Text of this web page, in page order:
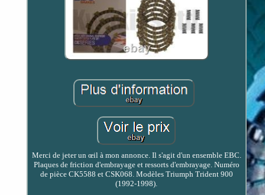
Merci de jeter un œil à mon annonce. Il s'agit d'un ensemble EBC.
Plaques de friction d'embrayage et ressorts d'embrayage. Numéro
de pièce CK5588 et CSK068. Modèles Triumph Trident 900
(1992-1998).